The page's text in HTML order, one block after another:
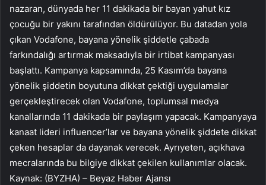
nazaran, dünyada her 11 dakikada bir bayan yahut kız
çocuğu bir yakını tarafından öldürülüyor. Bu datadan yola
çıkan Vodafone, bayana yönelik şiddetle çabada
farkındalığı artırmak maksadıyla bir irtibat kampanyası
başlattı. Kampanya kapsamında, 25 Kasım’da bayana
yönelik şiddetin boyutuna dikkat çektiği uygulamalar
gerçekleştirecek olan Vodafone, toplumsal medya
kanallarında 11 dakikada bir paylaşım yapacak. Kampanyaya
kanaat lideri influencer’lar ve bayana yönelik şiddete dikkat
çeken hesaplar da dayanak verecek. Ayrıyeten, açıkhava
mecralarında bu bilgiye dikkat çekilen kullanımlar olacak.
Kaynak: (BYZHA) – Beyaz Haber Ajansı